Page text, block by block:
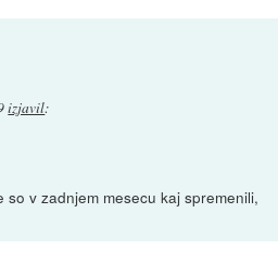
izjavil:
v zadnjem mesecu kaj spremenili,